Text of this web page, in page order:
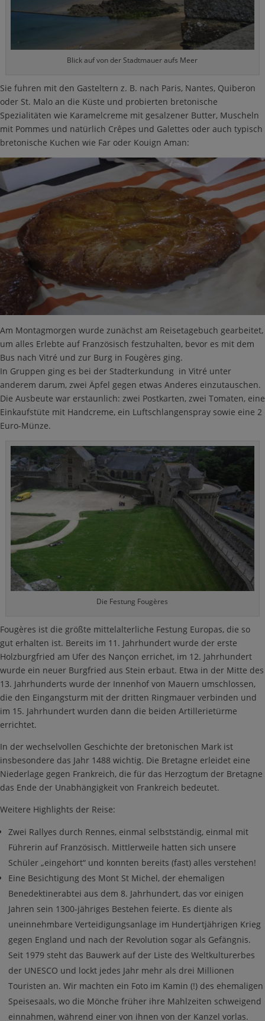
Blick auf von der Stadtmauer aufs Meer
Sie fuhren mit den Gasteltern z. B. nach Paris, Nantes, Quiberon
oder St. Malo an die Küste und probierten bretonische
Spezialitäten wie Karamelcreme mit gesalzener Butter, Muscheln
mit Pommes und natürlich Crêpes und Galettes oder auch typisch
bretonische Kuchen wie Far oder Kouign Aman:
Am Montagmorgen wurde zunächst am Reisetagebuch gearbeitet,
um alles Erlebte auf Französisch festzuhalten, bevor es mit dem
Bus nach Vitré und zur Burg in Fougères ging.
In Gruppen ging es bei der Stadterkundung in Vitré unter
anderem darum, zwei Äpfel gegen etwas Anderes einzutauschen.
Die Ausbeute war erstaunlich: zwei Postkarten, zwei Tomaten, eine
Einkaufstüte mit Handcreme, ein Luftschlangenspray sowie eine 2
Euro-Münze.
Die Festung Fougères
Fougères ist die größte mittelalterliche Festung Europas, die so
gut erhalten ist. Bereits im 11. Jahrhundert wurde der erste
Holzburgfried am Ufer des Nançon errichet, im 12. Jahrhundert
wurde ein neuer Burgfried aus Stein erbaut. Etwa in der Mitte des
13. Jahrhunderts wurde der Innenhof von Mauern umschlossen,
die den Eingangsturm mit der dritten Ringmauer verbinden und
im 15. Jahrhundert wurden dann die beiden Artillerietürme
errichtet.
In der wechselvollen Geschichte der bretonischen Mark ist
insbesondere das Jahr 1488 wichtig. Die Bretagne erleidet eine
Niederlage gegen Frankreich, die für das Herzogtum der Bretagne
das Ende der Unabhängigkeit von Frankreich bedeutet.
Weitere Highlights der Reise:
Zwei Rallyes durch Rennes, einmal selbstständig, einmal mit
Führerin auf Französisch. Mittlerweile hatten sich unsere
Schüler „eingehört“ und konnten bereits (fast) alles verstehen!
Eine Besichtigung des Mont St Michel, der ehemaligen
Benedektinerabtei aus dem 8. Jahrhundert, das vor einigen
Jahren sein 1300-jähriges Bestehen feierte. Es diente als
uneinnehmbare Verteidigungsanlage im Hundertjährigen Krieg
gegen England und nach der Revolution sogar als Gefängnis.
Seit 1979 steht das Bauwerk auf der Liste des Weltkulturerbes
der UNESCO und lockt jedes Jahr mehr als drei Millionen
Touristen an. Wir machten ein Foto im Kamin (!) des ehemaligen
Speisesaals, wo die Mönche früher ihre Mahlzeiten schweigend
einnahmen, während einer von ihnen von der Kanzel vorlas.